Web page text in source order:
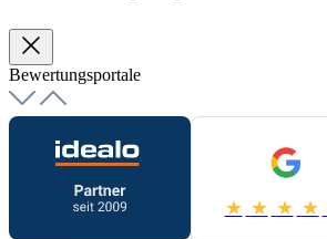
Bewertungsportale
★ ★ ★ ★